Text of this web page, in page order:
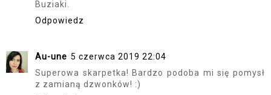
Buziaki.
Odpowiedz
Au-une 5 czerwca 2019 22:04
Superowa skarpetka! Bardzo podoba mi się pomysł
z zamianą dzwonków! :)